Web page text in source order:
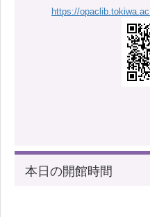
https://
本日の開館時間